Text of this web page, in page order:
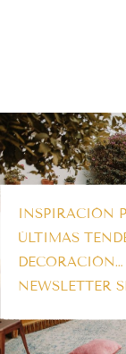
INSPIRACIÓN
ÚLTIMAS
NEWSLETTER